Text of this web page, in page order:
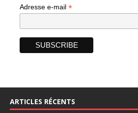
Adresse e-mail *
ARTICLES RÉCENTS